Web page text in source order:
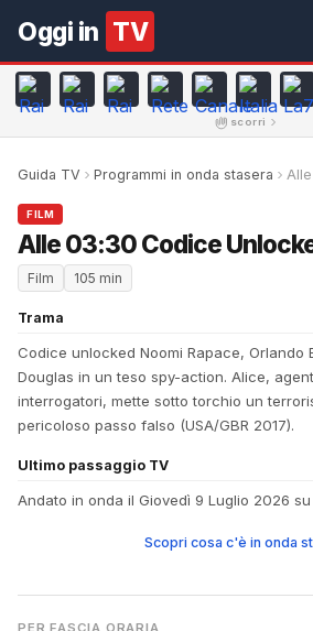
Oggi in TV
scorri
Guida TV Programmi in onda stasera
FILM
Alle 03:30 Codice
Film 105 min
Trama
Codice unlocked Noomi Rapace, Orlando
Douglas in un teso spy-action. Alice,
interrogatori, mette sotto torchio un
pericoloso passo falso (USA/GBR 2017).
Ultimo passaggio TV
Andato in onda il Giovedì 9 Luglio 2026
Scopri cosa c'è in onda
PER FASCIA ORARIA